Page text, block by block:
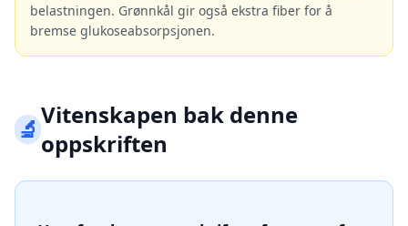
belastningen. Grønnkål gir også ekstra fiber for å
bremse glukoseabsorpsjonen.
🔬Vitenskapen bak denne
oppskriften